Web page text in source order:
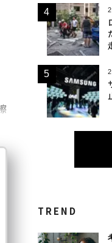
TREND